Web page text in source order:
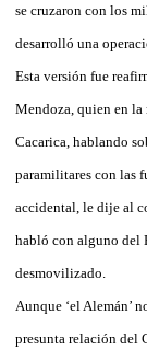
se cruzaron con los
desarrolló una
Esta versión fue
Mendoza, quien en la
Cacarica, hablando
paramilitares con las
accidental, le dije al
habló con alguno del
desmovilizado.
Aunque ‘el Alemán’
presunta relación del